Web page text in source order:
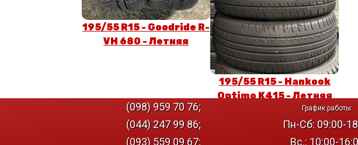
195/55 R15 - Goodride R-
VH 680 - Летняя
195/55 R15 - Hankook
Optimo K415 - Летняя
(098) 959 70 76;
(044) 247 99 86;
(093) 559 09 67;
График работы:
Пн-Сб: 09:00-
Вс.: 10:00-